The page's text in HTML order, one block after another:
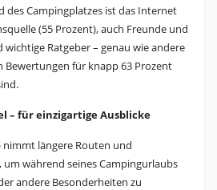
des Campingplatzes ist das Internet
(55 Prozent), auch Freunde und
wichtige Ratgeber – genau wie andere
Bewertungen für knapp 63 Prozent
– für einzigartige Ausblicke
nimmt längere Routen und
um während seines Campingurlaubs
andere Besonderheiten zu